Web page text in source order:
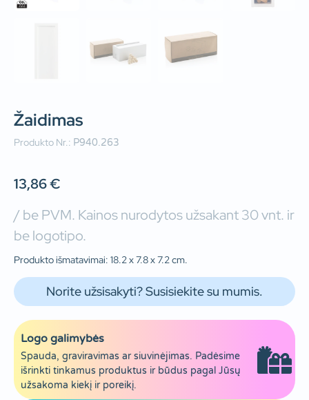
Žaidimas
Produkto Nr.: P940.263
13,86€
/ be PVM. Kainos nurodytos užsakant 30 vnt. ir
be logotipo.
Produkto išmatavimai: 18.2 x 7.8 x 7.2 cm.
Norite užsisakyti? Susisiekite su mumis.
Logo galimybės
Spauda, graviravimas ar siuvinėjimas. Padėsime
išrinkti tinkamus produktus ir būdus pagal Jūsų
užsakoma kiekį ir poreikį.